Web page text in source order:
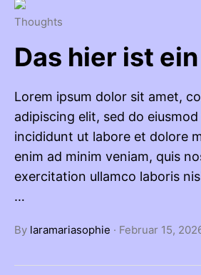
Thoughts
Das hier ist
Lorem ipsum dolor sit amet,
adipiscing elit, sed do
incididunt ut labore et dolore
enim ad minim veniam, quis
exercitation ullamco laboris
…
By laramariasophie · Februar 15,